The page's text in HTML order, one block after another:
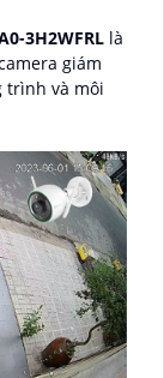
3H2WFRL là
giám
trình và môi